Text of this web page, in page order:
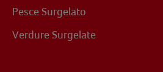
Pesce Surgelato
Verdure Surgelate